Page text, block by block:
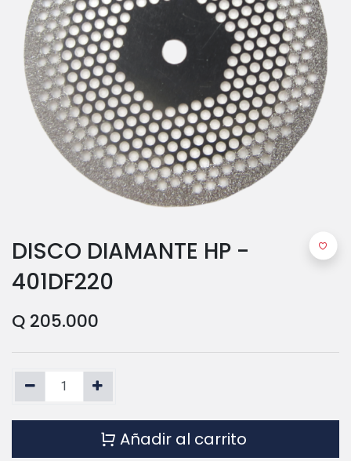
DISCO DIAMANTE HP -
401DF220
Q 205.000
Añadir al carrito